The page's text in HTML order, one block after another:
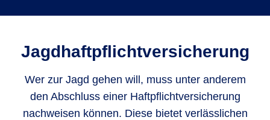
Jagdhaftpflicht­versicherung
Wer zur Jagd gehen will, muss unter anderem
den Abschluss einer Haftpflichtversicherung
nachweisen können. Diese bietet verlässlichen